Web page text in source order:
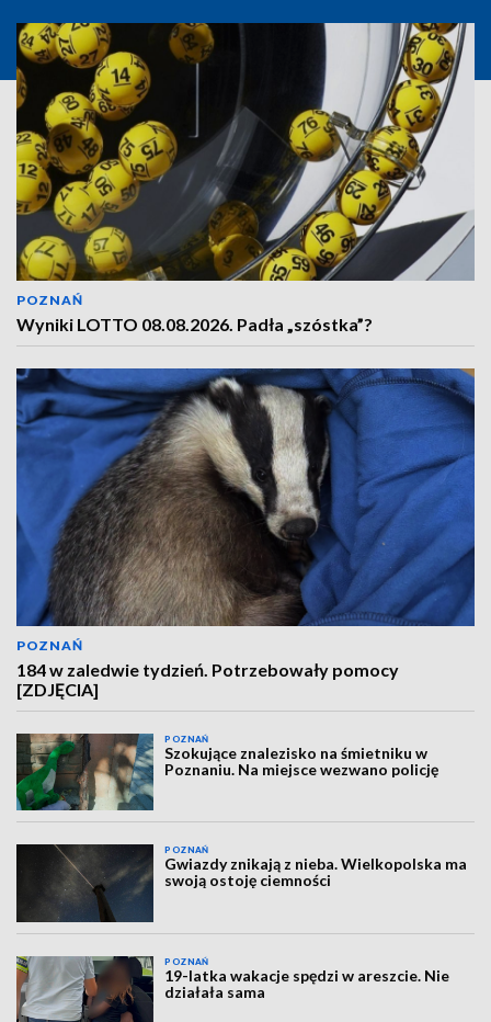
POZNAŃ
Wyniki LOTTO 08.08.2026. Padła „szóstka”?
POZNAŃ
184 w zaledwie tydzień. Potrzebowały pomocy
[ZDJĘCIA]
POZNAŃ
Szokujące znalezisko na śmietniku w
Poznaniu. Na miejsce wezwano policję
POZNAŃ
Gwiazdy znikają z nieba. Wielkopolska ma
swoją ostoję ciemności
POZNAŃ
19-latka wakacje spędzi w areszcie. Nie
działała sama